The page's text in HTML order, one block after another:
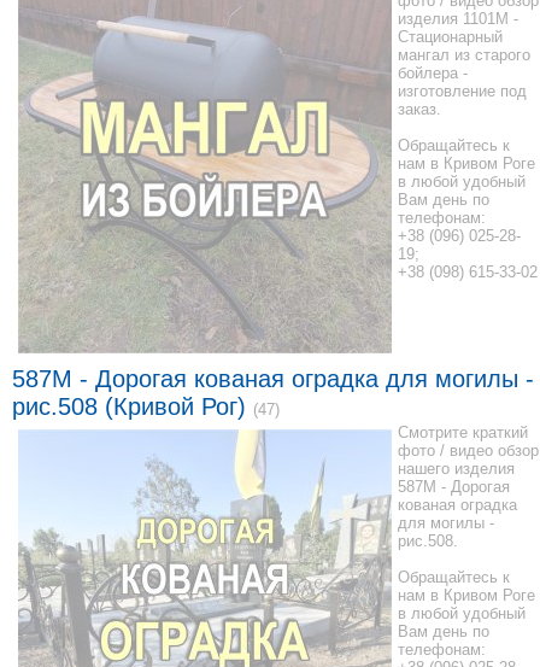
изделия 1101M -
Стационарный
мангал из старого
бойлера -
изготовление под
заказ.
Обращайтесь к
нам в Кривом Роге
в любой удобный
Вам день по
телефонам:
+38 (096) 025-28-
19;
+38 (098) 615-33-02
587M - Дорогая кованая оградка для могилы -
рис.508 (Кривой Рог) (47)
Смотрите краткий
фото / видео обзор
нашего изделия
587M - Дорогая
кованая оградка
для могилы -
рис.508.
Обращайтесь к
нам в Кривом Роге
в любой удобный
Вам день по
телефонам: